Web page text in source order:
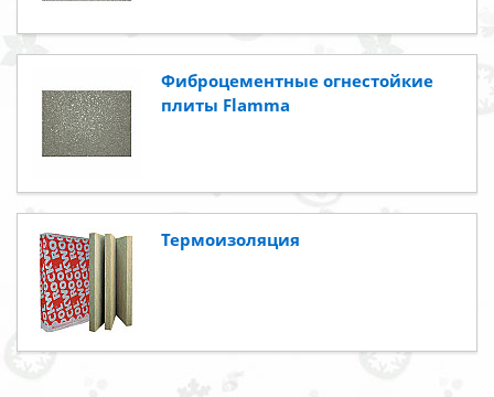
Фиброцементные огнестойкие
плиты Flamma
Термоизоляция